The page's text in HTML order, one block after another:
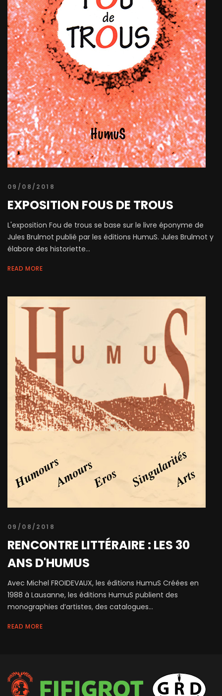
09/08/2018
EXPOSITION FOUS DE TROUS
L'exposition Fou de trous se base sur le livre éponyme de
Jules Brulmot publié par les éditions HumuS. Jules Brulmot y
élabore des historiette...
READ MORE
09/08/2018
RENCONTRE LITTÉRAIRE : LES 30
ANS D'HUMUS
Avec Michel FROIDEVAUX, les éditions HumuS Créées en
1988 à Lausanne, les éditions HumuS publient des
monographies d’artistes, des catalogues...
READ MORE